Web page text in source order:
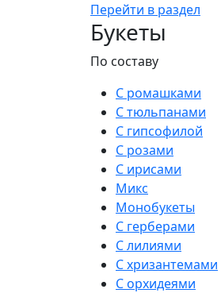
Перейти в раздел
Букеты
По составу
С ромашками
С тюльпанами
С гипсофилой
С розами
С ирисами
Микс
Монобукеты
С герберами
С лилиями
С хризантемами
С орхидеями